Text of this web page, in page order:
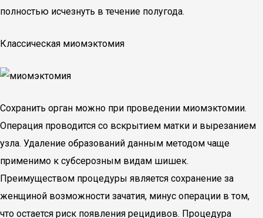
полностью исчезнуть в течение полугода.
Классическая миомэктомия
Сохранить орган можно при проведении миомэктомии.
Операция проводится со вскрытием матки и вырезанием
узла. Удаление образований данным методом чаще
применимо к субсерозным видам шишек.
Преимуществом процедуры является сохранение за
женщиной возможности зачатия, минус операции в том,
что остается риск появления рецидивов. Процедура